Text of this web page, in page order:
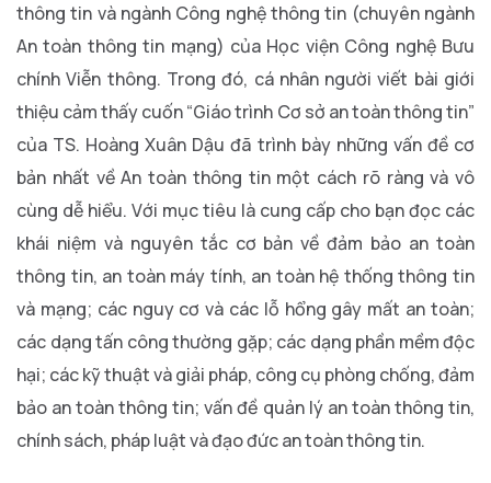
thông tin và ngành Công nghệ thông tin (chuyên ngành
An toàn thông tin mạng) của Học viện Công nghệ Bưu
chính Viễn thông. Trong đó, cá nhân người viết bài giới
thiệu cảm thấy cuốn “Giáo trình Cơ sở an toàn thông tin”
của TS. Hoàng Xuân Dậu đã trình bày những vấn đề cơ
bản nhất về An toàn thông tin một cách rõ ràng và vô
cùng dễ hiểu. Với mục tiêu là cung cấp cho bạn đọc các
khái niệm và nguyên tắc cơ bản về đảm bảo an toàn
thông tin, an toàn máy tính, an toàn hệ thống thông tin
và mạng; các nguy cơ và các lỗ hổng gây mất an toàn;
các dạng tấn công thường gặp; các dạng phần mềm độc
hại; các kỹ thuật và giải pháp, công cụ phòng chống, đảm
bảo an toàn thông tin; vấn đề quản lý an toàn thông tin,
chính sách, pháp luật và đạo đức an toàn thông tin.